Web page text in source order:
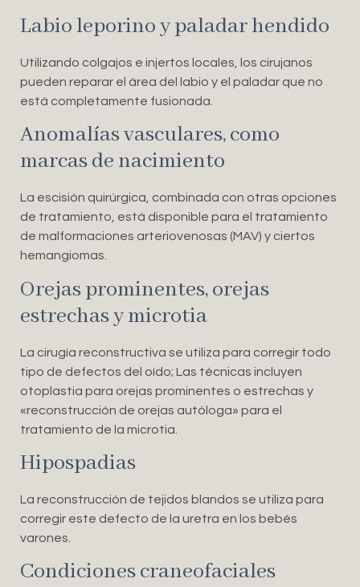
Labio leporino y paladar hendido
Utilizando colgajos e injertos locales, los cirujanos
pueden reparar el área del labio y el paladar que no
está completamente fusionada.
Anomalías vasculares, como
marcas de nacimiento
La escisión quirúrgica, combinada con otras opciones
de tratamiento, está disponible para el tratamiento
de malformaciones arteriovenosas (MAV) y ciertos
hemangiomas.
Orejas prominentes, orejas
estrechas y microtia
La cirugía reconstructiva se utiliza para corregir todo
tipo de defectos del oído; Las técnicas incluyen
otoplastia para orejas prominentes o estrechas y
«reconstrucción de orejas autóloga» para el
tratamiento de la microtia.
Hipospadias
La reconstrucción de tejidos blandos se utiliza para
corregir este defecto de la uretra en los bebés
varones.
Condiciones craneofaciales